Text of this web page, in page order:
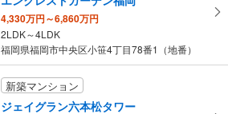
4,330万円～6,860万円
2LDK～4LDK
福岡県福岡市中央区小笹4丁目78番1（地番）
新築マンション
ジェイグラン六本松タワー